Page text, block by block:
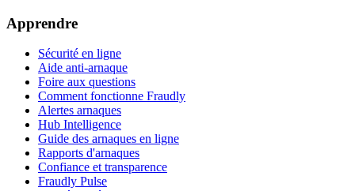
Apprendre
Sécurité en ligne
Aide anti-arnaque
Foire aux questions
Comment fonctionne Fraudly
Alertes arnaques
Hub Intelligence
Guide des arnaques en ligne
Rapports d'arnaques
Confiance et transparence
Fraudly Pulse